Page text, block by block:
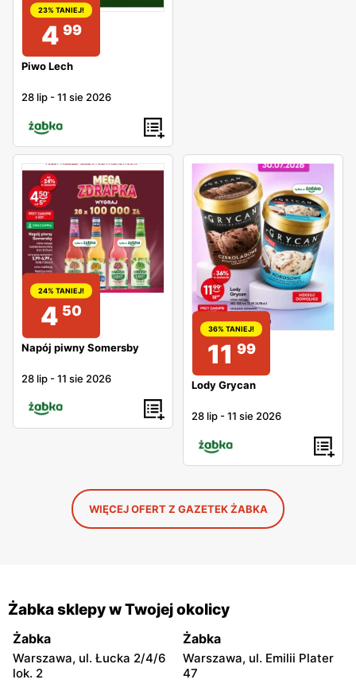
23% TANIEJ!
4 99
Piwo Lech
28 lip -11 sie 2026
24% TANIEJ!
4 50
Napój piwny Somersby
28 lip -11 sie 2026
36% TANIEJ!
11 99
Lody Grycan
28 lip -11 sie 2026
WIĘCEJ OFERT Z GAZETEK ŻABKA
Żabka sklepy w Twojej okolicy
Żabka
Warszawa, ul. Łucka 2/4/6
lok. 2
Żabka
Warszawa, ul. Emilii Plater
47